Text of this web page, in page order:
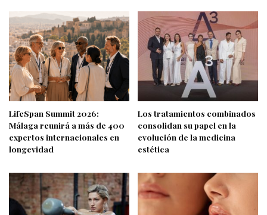
LifeSpan Summit 2026:
Málaga reunirá a más de 400
expertos internacionales en
longevidad
Los tratamientos combinados
consolidan su papel en la
evolución de la medicina
estética